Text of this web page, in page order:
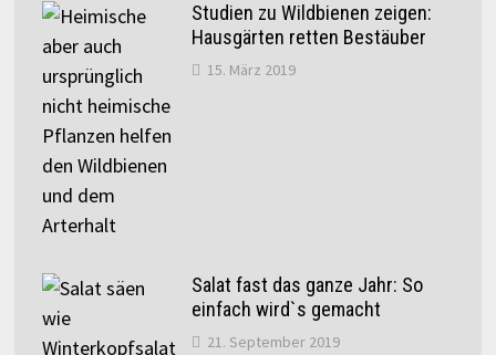
Studien zu Wildbienen zeigen:
Hausgärten retten Bestäuber
15. März 2019
Salat fast das ganze Jahr: So
einfach wird`s gemacht
21. September 2019